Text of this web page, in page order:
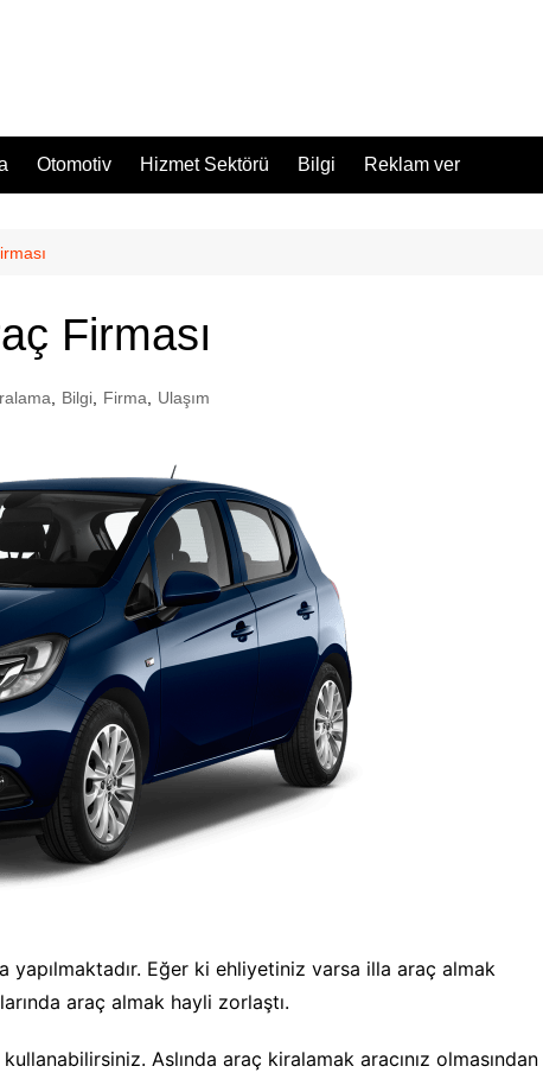
Otomotiv Hizmet Sektörü Bilgi Reklam ver
Firması
Bilgi Firma Ulaşım
Eğer ki ehliyetiniz varsa illa araç almak
araç almak hayli zorlaştı.
Aslında araç kiralamak aracınız olmasından